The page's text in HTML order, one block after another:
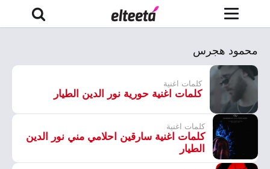
محمود هجرس
كلمات اغنية
كلمات اغنية حورية نور الدين الطيار
كلمات اغنية
كلمات اغنية سارقين احلامي مني نور الدين
الطيار